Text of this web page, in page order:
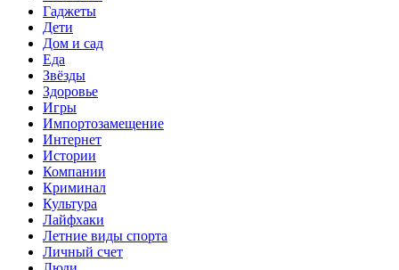
Гаджеты
Дети
Дом и сад
Еда
Звёзды
Здоровье
Игры
Импортозамещение
Интернет
Истории
Компании
Криминал
Культура
Лайфхаки
Летние виды спорта
Личный счет